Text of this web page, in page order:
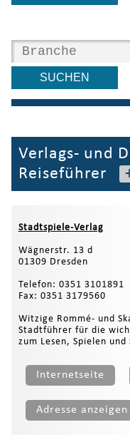
Verlags- und
Reiseführer
Stadtspiele-Verlag
Wägnerstr. 13 d
01309 Dresden
Telefon: 0351 3101891
Fax: 0351 3179560
Witzige Rommé- und
Stadtführer für die
zum Lesen, Spielen und
Internetseite
Adresse anzeigen